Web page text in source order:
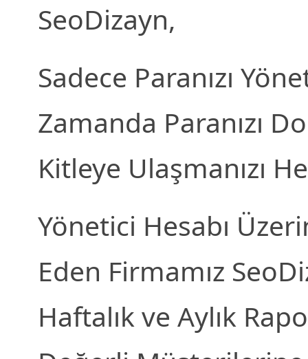
SeoDizayn,
Sadece Paranızı
Zamanda Paranızı
Kitleye Ulaşmanızı
Yönetici Hesabı
Eden Firmamız
Haftalık ve Aylık